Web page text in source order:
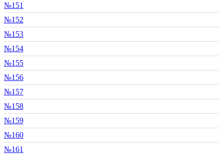
№151
№152
№153
№154
№155
№156
№157
№158
№159
№160
№161